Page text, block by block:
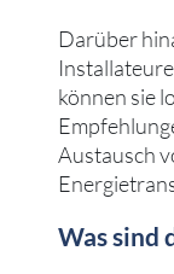
Darüber
können sie
Austausch
Was sind